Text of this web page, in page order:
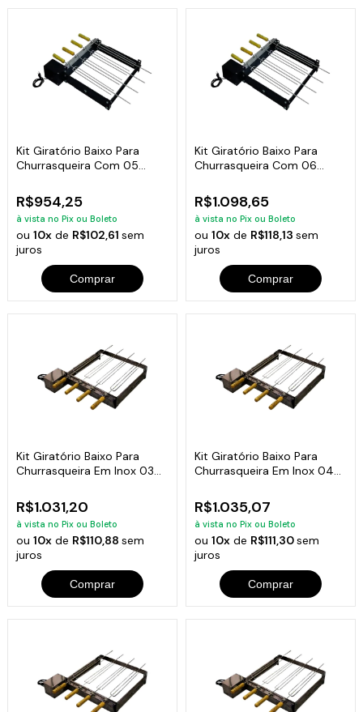
Kit Giratório Baixo Para
Churrasqueira Com 05
R$954,25
à vista no Pix ou Boleto
ou10x de R$102,61sem
juros
Comprar
Kit Giratório Baixo Para
Churrasqueira Com 06
R$1.098,65
à vista no Pix ou Boleto
ou 10xde R$118,13 sem
juros
Comprar
Kit Giratório Baixo Para
Churrasqueira Em Inox 03
R$1.031,20
à vista no Pix ou Boleto
ou10x de R$110,88sem
juros
Comprar
Kit Giratório Baixo Para
Churrasqueira Em Inox 04
R$1.035,07
à vista no Pix ou Boleto
ou 10xde R$111,30sem
juros
Comprar